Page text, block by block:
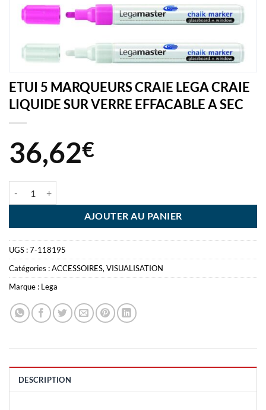
ETUI 5 MARQUEURS CRAIE LEGA CRAIE
LIQUIDE SUR VERRE EFFACABLE A SEC
36,62€
AJOUTER AU PANIER
UGS :7-118195
Catégories :ACCESSOIRES, VISUALISATION
Marque : Lega
DESCRIPTION